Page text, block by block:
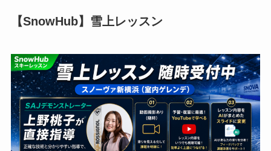
【SnowHub】雪上レッスン